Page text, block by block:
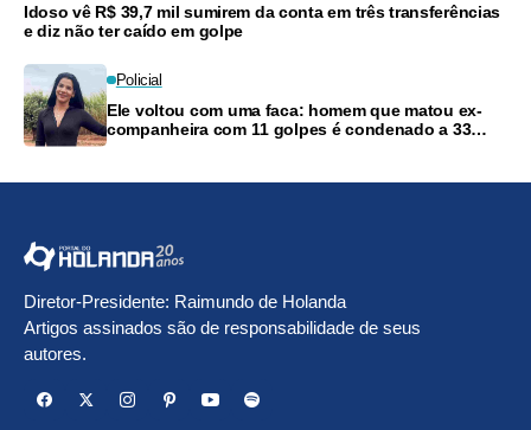
Idoso vê R$ 39,7 mil sumirem da conta em três transferências
e diz não ter caído em golpe
Policial
Ele voltou com uma faca: homem que matou ex-
companheira com 11 golpes é condenado a 33
Diretor-Presidente: Raimundo de Holanda
Artigos assinados são de responsabilidade de seus
autores.